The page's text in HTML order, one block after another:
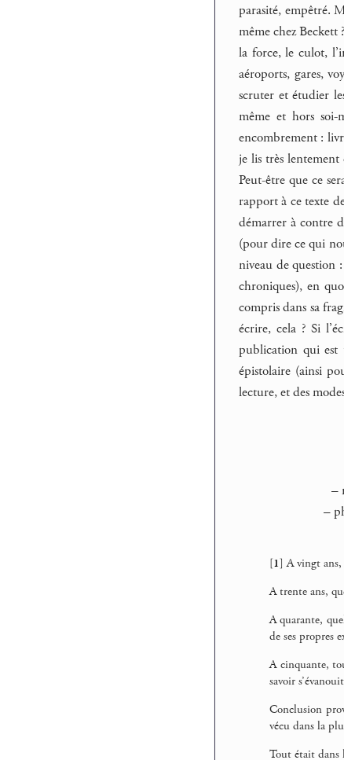
parasité, empêtré.
même chez Beckett
la force, le culot,
aéroports, gares,
scruter et étudier
même et hors soi-
encombrement :
je lis très lentement
Peut-être que ce
rapport à ce texte
démarrer à contre
(pour dire ce qui
niveau de question
chroniques), en
compris dans sa
écrire, cela ? Si
publication qui est
épistolaire (ainsi
lecture, et des
–
–
[1]A vingt
A trente ans,
A quarante,
de ses propres
A cinquante,
savoir
Conclusion
vécu dans la
Tout était